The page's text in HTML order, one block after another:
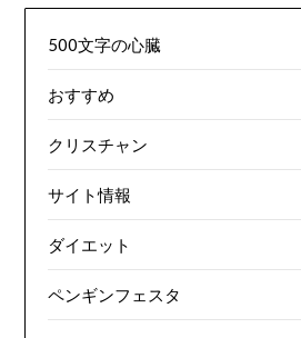
500文字の心臓
おすすめ
クリスチャン
サイト情報
ダイエット
ペンギンフェスタ